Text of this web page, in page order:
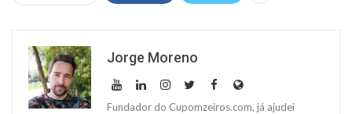
Jorge Moreno
Fundador do Cupomzeiros.com, já ajudei